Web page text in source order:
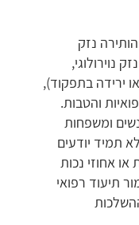
נזק
נוירולוגי,
או ירידה בתפקוד),
והטבות.
ומשפחות
תמיד יודעים
אחוזי נכות
תיעוד רפואי